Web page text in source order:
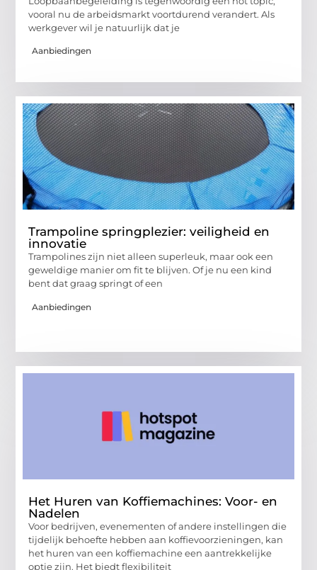
vooral nu de arbeidsmarkt voortdurend verandert. Als
werkgever wil je natuurlijk dat je
Aanbiedingen
Trampoline springplezier: veiligheid en
innovatie
Trampolines zijn niet alleen superleuk, maar ook een
geweldige manier om fit te blijven. Of je nu een kind
bent dat graag springt of een
Aanbiedingen
Het Huren van Koffiemachines: Voor- en
Nadelen
Voor bedrijven, evenementen of andere instellingen die
tijdelijk behoefte hebben aan koffievoorzieningen, kan
het huren van een koffiemachine een aantrekkelijke
optie zijn. Het biedt flexibiliteit